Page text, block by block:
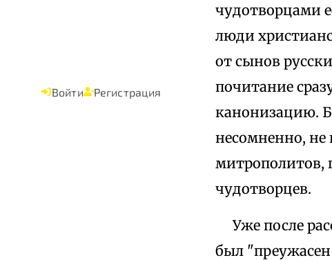
Войти Регистрация
чудотворцами
люди
от сынов
почитание
канонизацию.
несомненно, не
митрополитов,
чудотворцев.
Уже после
был